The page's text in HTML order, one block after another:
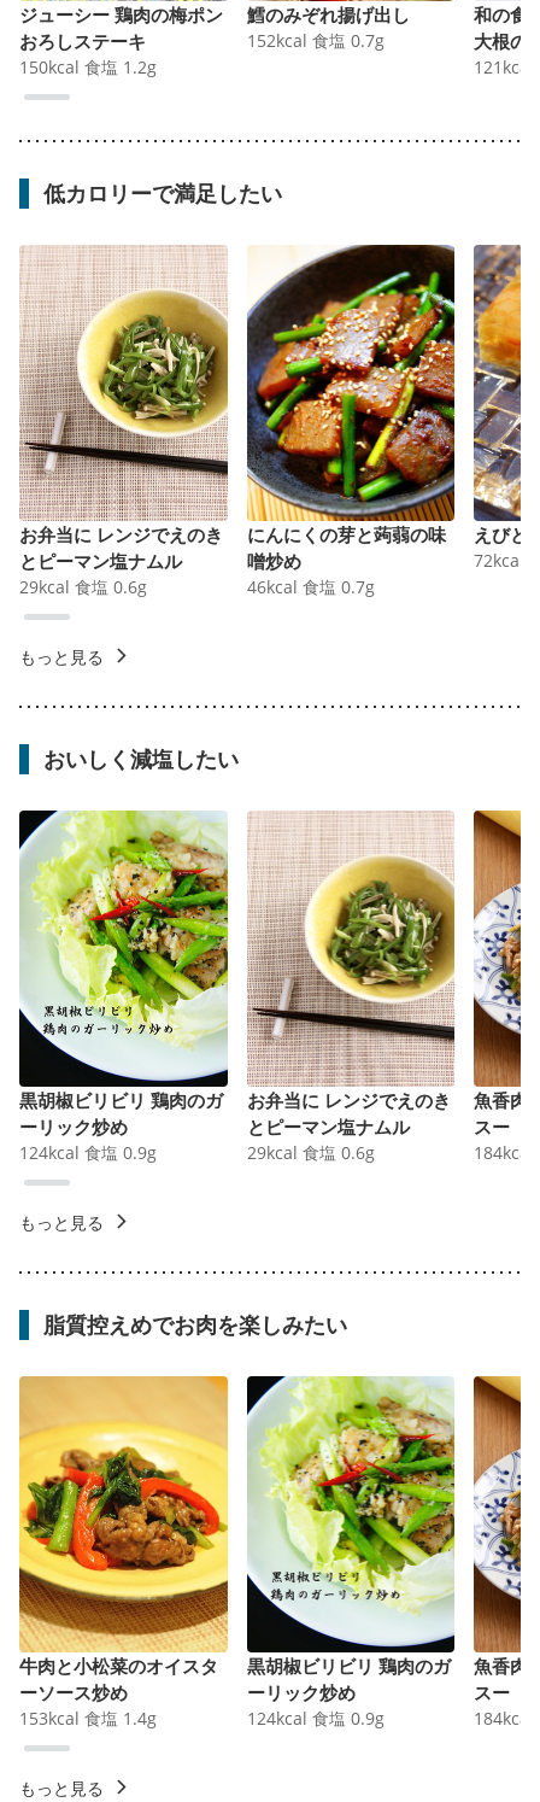
ジューシー 鶏肉の梅ポン
おろしステーキ
150kcal 食塩 1.2g
鱈のみぞれ揚げ出し
152kcal 食塩 0.7g
和の食
大根の
121 kcal
低カロリーで満足したい
お弁当に レンジでえのき
とピーマン塩ナムル
29kcal 食塩 0.6g
にんにくの芽と蒟蒻の味
噌炒め
46kcal 食塩 0.7g
えびと
72kcal
もっと見る
おいしく減塩したい
黒胡椒ビリビリ 鶏肉のガ
ーリック炒め
124kcal 食塩 0.9g
お弁当に レンジでえのき
とピーマン塩ナムル
29kcal 食塩 0.6g
魚香肉
スー
184kcal
もっと見る
脂質控えめでお肉を楽しみたい
牛肉と小松菜のオイスタ
ーソース炒め
153kcal 食塩 1.4g
黒胡椒ビリビリ 鶏肉のガ
ーリック炒め
124kcal 食塩 0.9g
魚香肉
スー
184kcal
もっと見る